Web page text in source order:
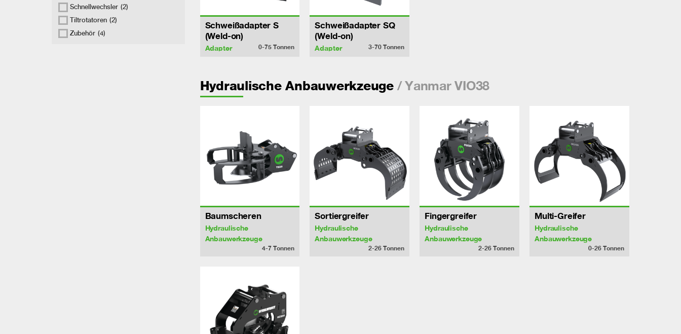
Schnellwechsler (2)
Tiltrotatoren (2)
Zubehör (4)
Schweißadapter S
(Weld-on)
Adapter 0-75Tonnen
Schweißadapter SQ
(Weld-on)
Adapter 3-70Tonnen
Hydraulische Anbauwerkzeuge/ Yanmar VIO38
Baumscheren
Hydraulische
Anbauwerkzeuge
4-7Tonnen
Sortiergreifer
Hydraulische
Anbauwerkzeuge
2-26Tonnen
Fingergreifer
Hydraulische
Anbauwerkzeuge
2-26Tonnen
Multi-Greifer
Hydraulische
Anbauwerkzeuge
0-26 Tonnen